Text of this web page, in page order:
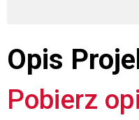
Opis
Pobierz